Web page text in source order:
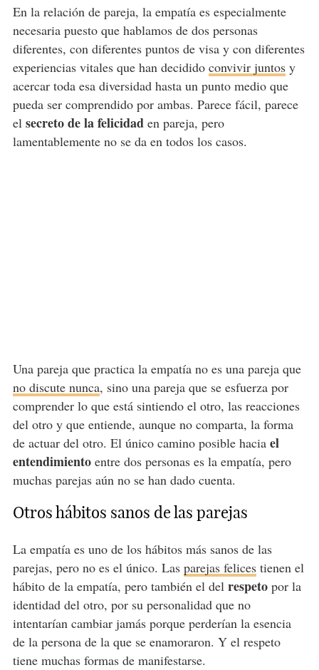
En la relación de pareja, la empatía es especialmente
necesaria puesto que hablamos de dos personas
diferentes, con diferentes puntos de visa y con diferentes
experiencias vitales que han decidido convivir juntosy
acercar toda esa diversidad hasta un punto medio que
pueda ser comprendido por ambas. Parece fácil, parece
el secreto de la felicidaden pareja, pero
lamentablemente no se da en todos los casos.
Una pareja que practica la empatía no es una pareja que
no discute nunca, sino una pareja que se esfuerza por
comprender lo que está sintiendo el otro, las reacciones
del otro y que entiende, aunque no comparta, la forma
de actuar del otro. El único camino posible hacia el
entendimientoentre dos personas es la empatía, pero
muchas parejas aún no se han dado cuenta.
Otros hábitos sanos de las parejas
La empatía es uno de los hábitos más sanos de las
parejas, pero no es el único. Las parejas felicestienen el
hábito de la empatía, pero también el del respetopor la
identidad del otro, por su personalidad que no
intentarían cambiar jamás porque perderían la esencia
de la persona de la que se enamoraron. Y el respeto
tiene muchas formas de manifestarse.